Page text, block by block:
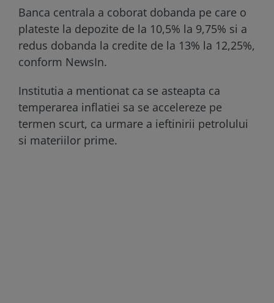
Banca centrala a coborat dobanda pe care o
plateste la depozite de la 10,5% la 9,75% si a
redus dobanda la credite de la 13% la 12,25%,
conform NewsIn.
Institutia a mentionat ca se asteapta ca
temperarea inflatiei sa se accelereze pe
termen scurt, ca urmare a ieftinirii petrolului
si materiilor prime.